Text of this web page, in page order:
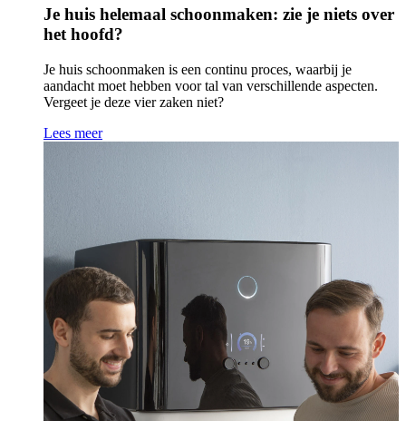
Je huis helemaal schoonmaken: zie je niets over
het hoofd?
Je huis schoonmaken is een continu proces, waarbij je
aandacht moet hebben voor tal van verschillende aspecten.
Vergeet je deze vier zaken niet?
Lees meer